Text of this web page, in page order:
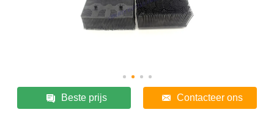
Beste prijs Contacteer ons